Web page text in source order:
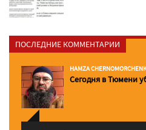
ПОСЛЕДНИЕ КОММЕНТАРИИ
HAMZA
Сегодня в Тюмени